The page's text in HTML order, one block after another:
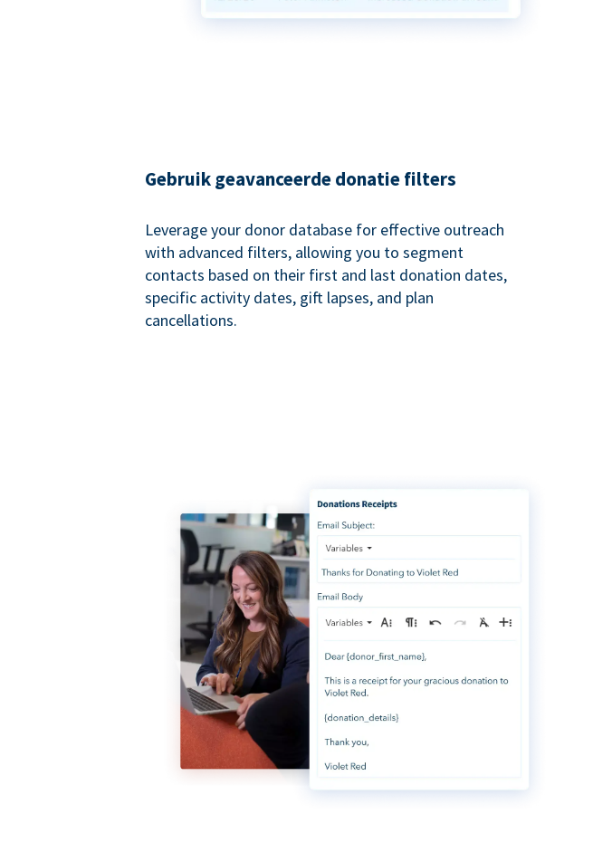
Gebruik geavanceerde donatie filters
Leverage your donor database for effective outreach
with advanced filters, allowing you to segment
contacts based on their first and last donation dates,
specific activity dates, gift lapses, and plan
cancellations.